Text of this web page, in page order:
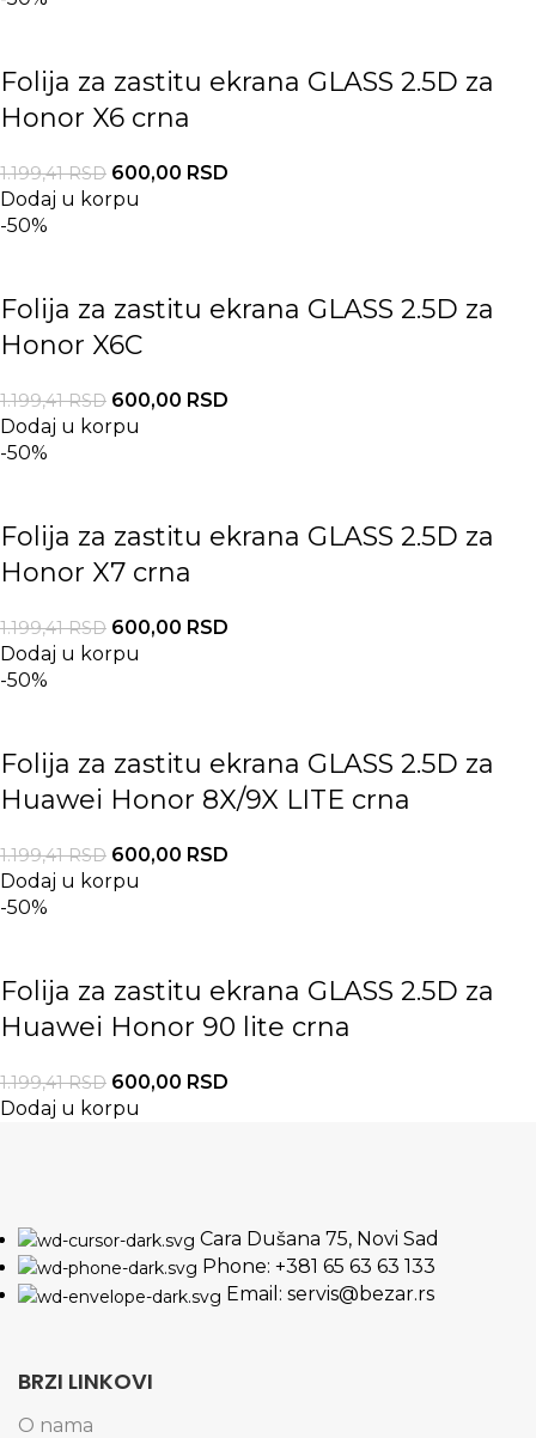
Folija za zastitu ekrana GLASS 2.5D za
Honor X6 crna
1.199,41RSD 600,00 RSD
Dodaj u korpu
-50%
Folija za zastitu ekrana GLASS 2.5D za
Honor X6C
1.199,41RSD 600,00 RSD
Dodaj u korpu
-50%
Folija za zastitu ekrana GLASS 2.5D za
Honor X7 crna
1.199,41RSD 600,00 RSD
Dodaj u korpu
-50%
Folija za zastitu ekrana GLASS 2.5D za
Huawei Honor 8X/9X LITE crna
1.199,41RSD 600,00 RSD
Dodaj u korpu
-50%
Folija za zastitu ekrana GLASS 2.5D za
Huawei Honor 90 lite crna
1.199,41RSD 600,00 RSD
Dodaj u korpu
Cara Dušana 75, Novi Sad
Phone: +381 65 63 63 133
Email: servis@bezar.rs
BRZI LINKOVI
O nama